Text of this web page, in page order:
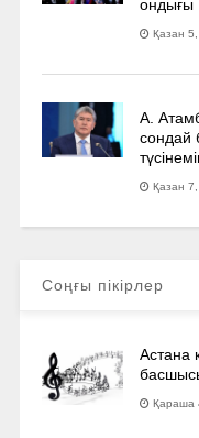
ондығы
Қазан
А.
сондай
Қазан
Соңғы пікірлер
Астана
Қараша